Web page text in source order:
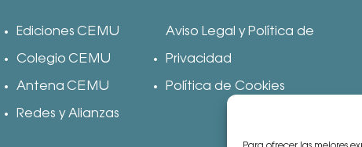
Ediciones CEMU
Colegio CEMU
Antena CEMU
Redes y Alianzas
Aviso Legal y Política de
Privacidad
Política de Cookies